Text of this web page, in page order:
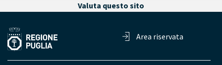
Valuta questo sito
Area riservata